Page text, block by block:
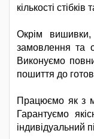
кількості стібків
Окрім
замовлення та
Виконуємо
пошиття до
Працюємо як з
Гарантуємо
індивідуальний